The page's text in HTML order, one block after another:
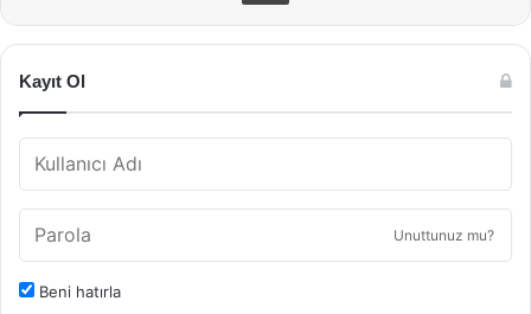
Kayıt Ol
Unuttunuz mu?
Beni hatırla